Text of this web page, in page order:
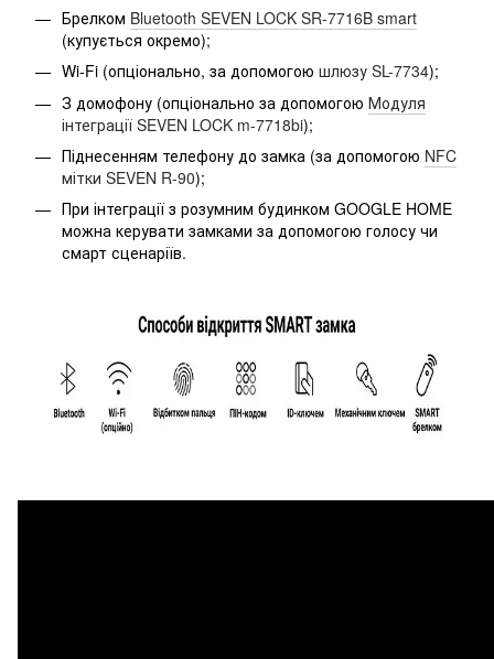
Брелком Bluetooth SEVEN LOCK SR-7716B smart
(купується окремо);
Wi-Fi (опціонально, за допомогою шлюзу SL-7734);
З домофону (опціонально за допомогою Модуля
інтеграції SEVEN LOCK m-7718bi);
Піднесенням телефону до замка (за допомогою NFC
мітки SEVEN R-90);
При інтеграції з розумним будинком GOOGLE HOME
можна керувати замками за допомогою голосу чи
смарт сценаріїв.